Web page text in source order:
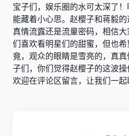
宝子们，娱乐圈的水可太深了
能藏着小心思。赵樱子和蒋毅的
真情流露还是流量密码，相信
们喜欢看明星们的甜蜜，但也
竟，观众的眼睛是雪亮的，真
子们，你们觉得赵樱子的这波操
欢迎在评论区留言，让我们一起